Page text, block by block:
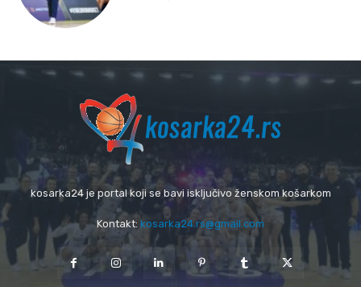
kosarka24 je portal koji se bavi isključivo ženskom košarkom
Kontakt: kosarka24.rs@gmail.com